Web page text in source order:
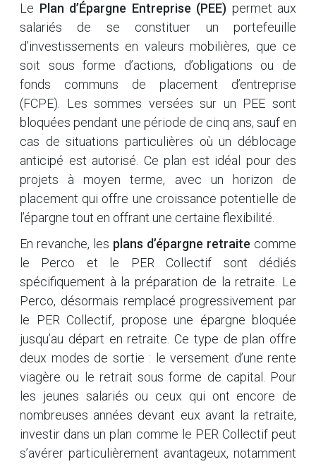
Le Plan d’Épargne Entreprise (PEE) permet aux
salariés de se constituer un portefeuille
d’investissements en valeurs mobilières, que ce
soit sous forme d’actions, d’obligations ou de
fonds communs de placement d’entreprise
(FCPE). Les sommes versées sur un PEE sont
bloquées pendant une période de cinq ans, sauf en
cas de situations particulières où un déblocage
anticipé est autorisé. Ce plan est idéal pour des
projets à moyen terme, avec un horizon de
placement qui offre une croissance potentielle de
l’épargne tout en offrant une certaine flexibilité.
En revanche, les plans d’épargne retraite comme
le Perco et le PER Collectif sont dédiés
spécifiquement à la préparation de la retraite. Le
Perco, désormais remplacé progressivement par
le PER Collectif, propose une épargne bloquée
jusqu’au départ en retraite. Ce type de plan offre
deux modes de sortie : le versement d’une rente
viagère ou le retrait sous forme de capital. Pour
les jeunes salariés ou ceux qui ont encore de
nombreuses années devant eux avant la retraite,
investir dans un plan comme le PER Collectif peut
s’avérer particulièrement avantageux, notamment